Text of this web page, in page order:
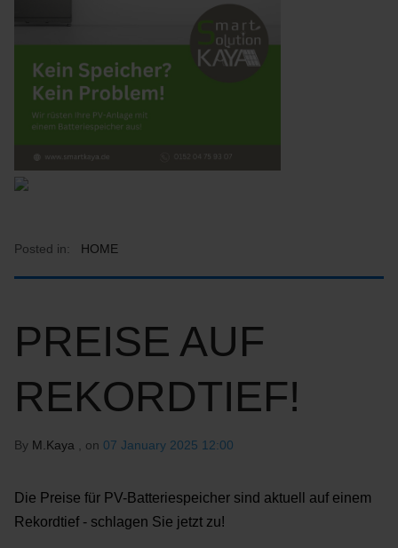
Posted in: HOME
PREISE AUF
REKORDTIEF!
By M.Kaya , on 07 January 2025 12:00
Die Preise für PV-Batteriespeicher sind aktuell auf einem
Rekordtief - schlagen Sie jetzt zu!